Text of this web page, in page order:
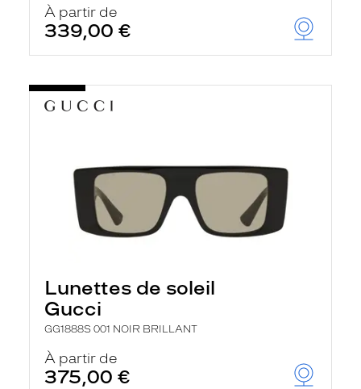
À partir de
339,00 €
Lunettes de soleil
Gucci
GG1888S 001 NOIR BRILLANT
À partir de
375,00 €